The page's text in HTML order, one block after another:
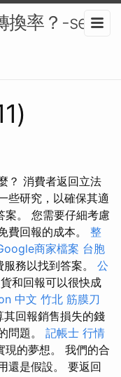
換率？-seo
？ 消費者返回立法
些研究，以確保其適
。 您需要仔細考慮
費回報的成本。 整
商家檔案 台胞
務以找到答案。 公
和回報可以很快成
中文 竹北 筋膜刀
其回報銷售損失的錢
問題。 記帳士 行情
現的夢想。 我們的合
還是假設。 要返回